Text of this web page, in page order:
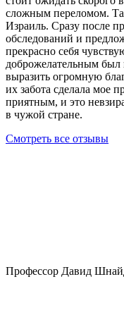
сложным переломом.
Израиль. Сразу после
обследований и
прекрасно себя
доброжелательным был
выразить огромную
их забота сделала мое
приятным, и это
в чужой стране.
Смотреть все отзывы
Профессор Давид